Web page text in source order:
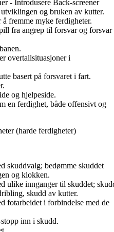
- Introdusere Back-screener
og bruken av kutter.
fremme myke ferdigheter.
fra angrep til forsvar og forsvar
overtallsituasjoner i
basert på forsvaret i fart.
og hjelpeside.
en ferdighet, både offensivt og
(harde ferdigheter)
skuddvalg; bedømme skuddet
og klokken.
ulike innganger til skuddet;
skudd av kutter.
fotarbeidet i forbindelse med de
inn i skudd.